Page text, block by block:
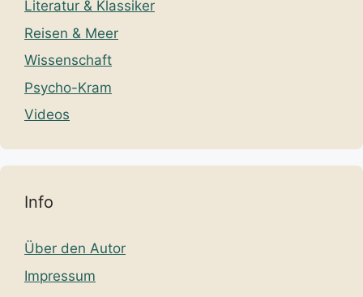
Literatur & Klassiker
Reisen & Meer
Wissenschaft
Psycho-Kram
Videos
Info
Über den Autor
Impressum